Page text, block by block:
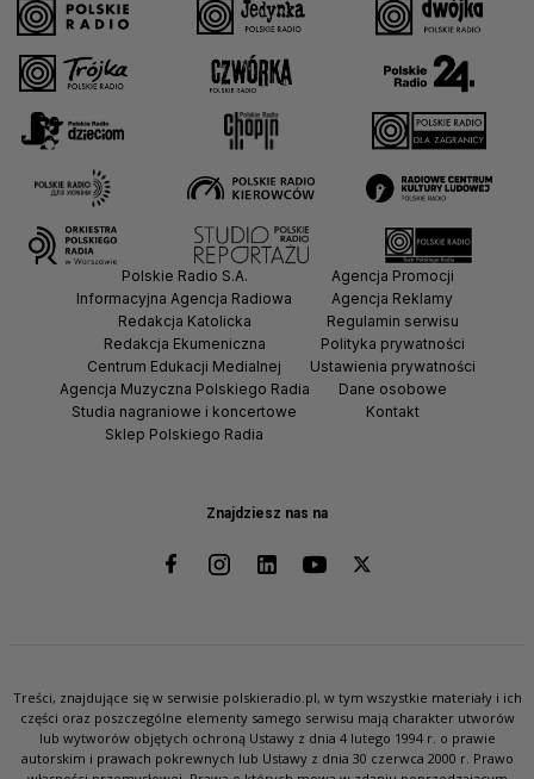
Znajdziesz nas na
Polskie Radio S.A.
Informacyjna Agencja Radiowa
Redakcja Katolicka
Redakcja Ekumeniczna
Centrum Edukacji Medialnej
Agencja Muzyczna Polskiego Radia
Studia nagraniowe i koncertowe
Sklep Polskiego Radia
Agencja Promocji
Agencja Reklamy
Regulamin serwisu
Polityka prywatności
Ustawienia prywatności
Dane osobowe
Kontakt
Treści, znajdujące się w serwisie polskieradio.pl, w tym wszystkie materiały i ich
części oraz poszczególne elementy samego serwisu mają charakter utworów
lub wytworów objętych ochroną Ustawy z dnia 4 lutego 1994 r. o prawie
autorskim i prawach pokrewnych lub Ustawy z dnia 30 czerwca 2000 r. Prawo